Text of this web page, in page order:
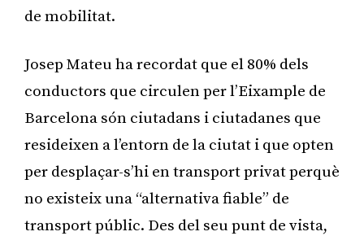
de mobilitat.
Josep Mateu ha recordat que el 80% dels
conductors que circulen per l’Eixample de
Barcelona són ciutadans i ciutadanes que
resideixen a l’entorn de la ciutat i que opten
per desplaçar-s’hi en transport privat perquè
no existeix una “alternativa fiable” de
transport públic. Des del seu punt de vista,